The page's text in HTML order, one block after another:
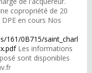
copropriété de 20
en cours Nos
161/0B715/saint_charl
Les informations
sont disponibles